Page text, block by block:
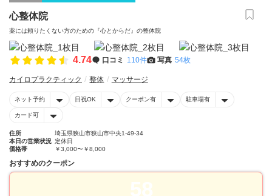
心整体院
薬には頼りたくない方のための『心とからだ』の整体院
4.74 口コミ 110件 写真 54枚
カイロプラクティック 整体 マッサージ
ネット予約 日祝OK クーポン有 駐車場有
カード可
住所
埼玉県狭山市狭山市中央1-49-34
本日の営業状況 定休日
価格帯
￥3,000〜￥8,000
おすすめのクーポン
58